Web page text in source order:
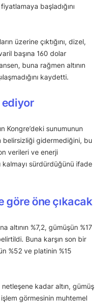
başladığını
üzerine çıktığını, dizel,
başına 160 dolar
buna rağmen altının
kaydetti.
ediyor
Kongre’deki sunumunun
belirsizliği gidermediğini, bu
verileri ve enerji
kalmayı sürdürdüğünü ifade
göre öne çıkacak
altının %7,2, gümüşün %17
Buna karşın son bir
%52 ve platinin %15
kadar altın, gümüş
görmesinin muhtemel